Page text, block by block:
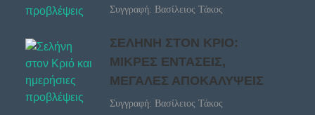
Συγγραφή: Βασίλειος Τάκος
ΣΕΛΗΝΗ ΣΤΟΝ ΚΡΙΟ:
ΜΙΚΡΕΣ ΕΝΤΑΣΕΙΣ,
ΜΕΓΑΛΕΣ ΑΠΟΚΑΛΥΨΕΙΣ
Συγγραφή: Βασίλειος Τάκος